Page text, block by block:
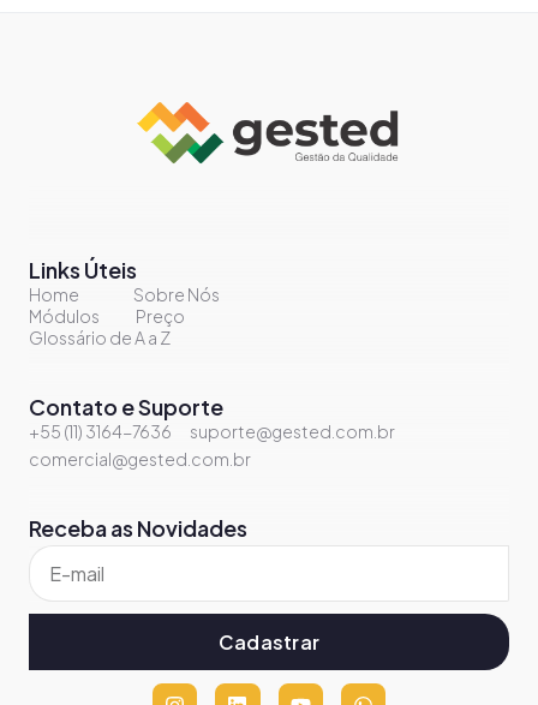
Receba as Novidades
Cadastrar
Links Úteis
Home
Sobre Nós
Módulos
Preço
Glossário de A a Z
Contato e Suporte
+55 (11) 3164-7636
suporte@gested.com.br
comercial@gested.com.br